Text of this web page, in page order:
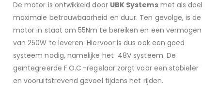
De motor is ontwikkeld door UBK Systemsmet als doel
maximale betrouwbaarheid en duur. Ten gevolge, is de
motor in staat om 55Nm te bereiken en een vermogen
van 250W te leveren. Hiervoor is dus ook een goed
systeem nodig, namelijke het 48V systeem. De
geïntegreerde F.O.C.-regelaar zorgt voor een stabieler
en vooruitstrevend gevoel tijdens het rijden.